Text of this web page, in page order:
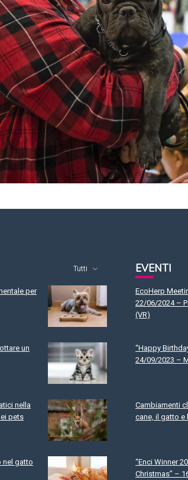
Tutti
per
un
nella
pets
nel gatto
EVENTI
EcoHerp
22/06/2024 –
(VR)
“Happy
24/09/2023 –
Cambiamenti
cane, il gatto e
“Enci Winner
Christmas” –